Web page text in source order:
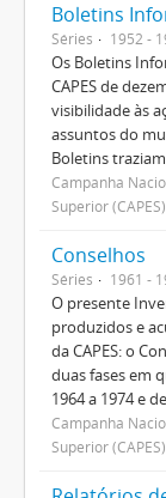
Boletins
Séries 1952 -
Os Boletins
CAPES de
visibilidade às
assuntos do
Boletins
Campanha
Superior (CAPES)
Conselhos
Séries 1961 -
O presente
produzidos e
da CAPES: o
duas fases em
1964 a 1974 e
Campanha
Superior (CAPES)